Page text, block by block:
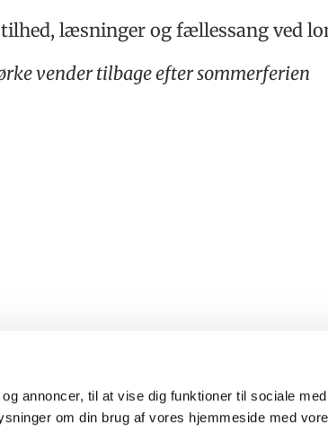
annoncer, til at vise dig funktioner til sociale
om din brug af vores hjemmeside med
læsninger og fællessang ved
vender tilbage efter sommerferien